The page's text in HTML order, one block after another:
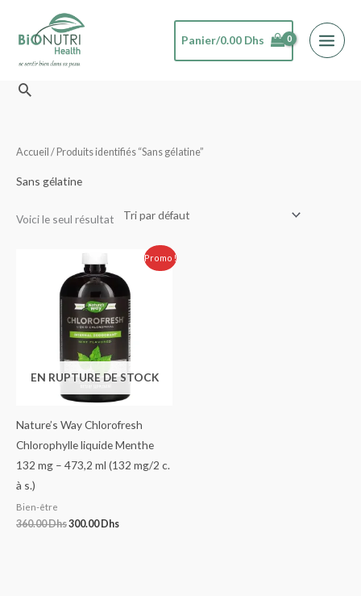
contenu
Panier/0.00 Dhs
Rechercher
Accueil / Produits identifiés “Sans gélatine”
Sans gélatine
Voici le seul résultat
Promo !
EN RUPTURE DE STOCK
Nature’s Way Chlorofresh
Chlorophylle liquide Menthe
132 mg – 473,2 ml (132 mg/2 c.
à s.)
Bien-être
360.00Dhs
prix
initial
était :
360.00 Dhs.
300.00Dhs
actuel
est :
300.00 Dhs.